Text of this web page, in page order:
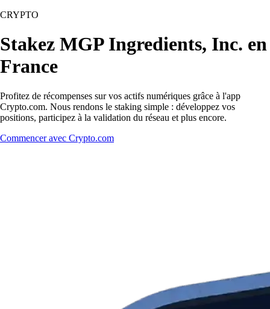
CRYPTO
Stakez MGP Ingredients, Inc. en
France
Profitez de récompenses sur vos actifs numériques grâce à l'app
Crypto.com. Nous rendons le staking simple : développez vos
positions, participez à la validation du réseau et plus encore.
Commencer avec Crypto.com